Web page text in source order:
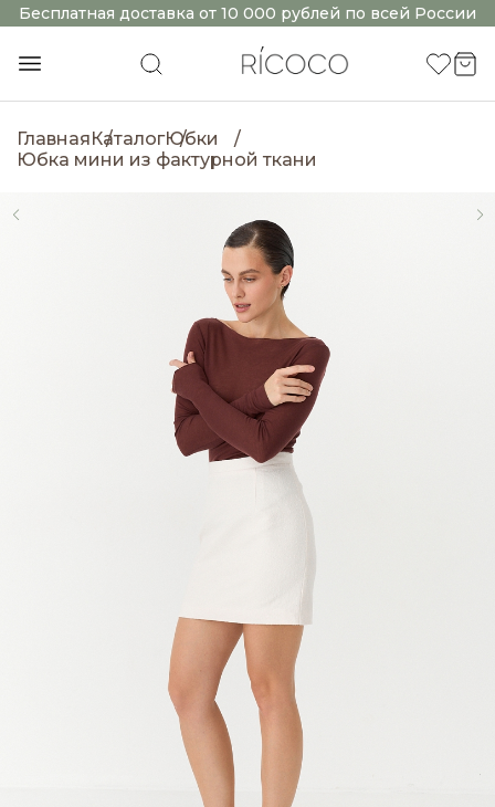
Бесплатная доставка от 10 000 рублей по всей России
ГлавнаяКаталогЮбки
Юбка мини из фактурной ткани